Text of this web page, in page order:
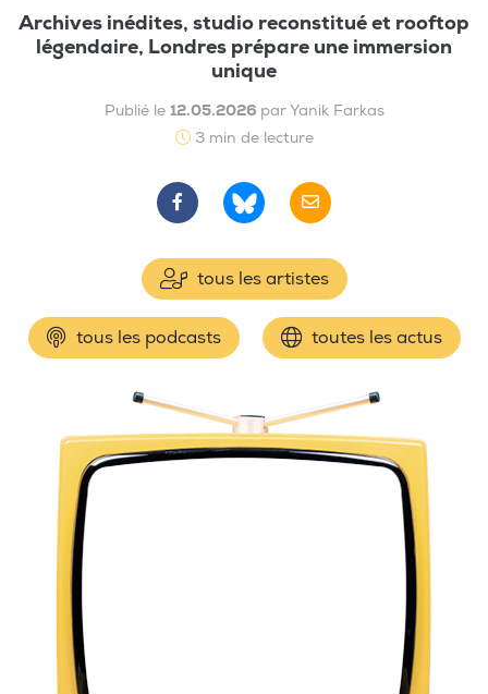
Archives inédites, studio reconstitué et rooftop
légendaire, Londres prépare une immersion
unique
Publié le 12.05.2026 par Yanik Farkas
3 min de lecture
tous les artistes
tous les podcasts toutes les actus